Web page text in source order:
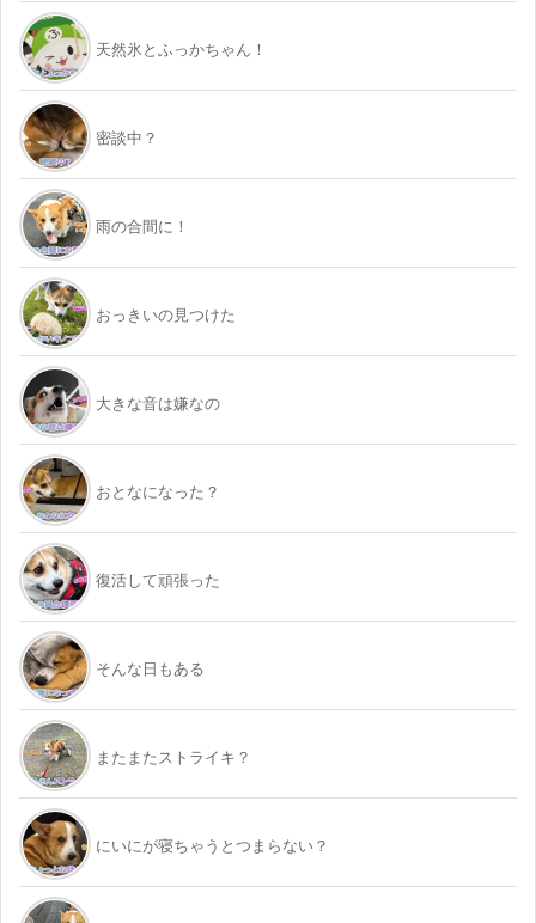
天然氷とふっかちゃん！
密談中？
雨の合間に！
おっきいの見つけた
大きな音は嫌なの
おとなになった？
復活して頑張った
そんな日もある
またまたストライキ？
にいにが寝ちゃうとつまらない？